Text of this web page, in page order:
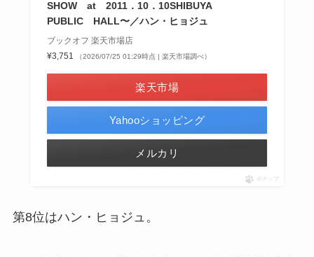
SHOW at 2011．10．10SHIBUYA
PUBLIC HALL〜／ハン・ヒョジュ
ブックオフ 楽天市場店
¥3,751
（2026/07/25 01:29時点 | 楽天市場調べ）
楽天市場
Yahooショッピング
メルカリ
ポチップ
第8位はハン・ヒョジュ。